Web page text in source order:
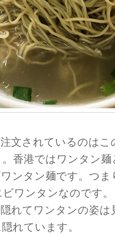
文されているのはこ
香港ではワンタン
ンタン麺です。つ
ワンタンなのです。
れてワンタンの姿は
れています。